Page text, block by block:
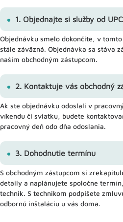
1. Objednajte si služby od
Objednávku smelo dokončite, v
stále záväzná. Objednávka sa stáva
naším obchodným zástupcom.
2. Kontaktuje vás obchodný
Ak ste objednávku odoslali v
víkendu či sviatku, budete
pracovný deň odo dňa odoslania.
3. Dohodnutie termínu
S obchodným zástupcom si
detaily a naplánujete spoločne
technik. S technikom podpíšete
odbornú inštaláciu u vás doma.